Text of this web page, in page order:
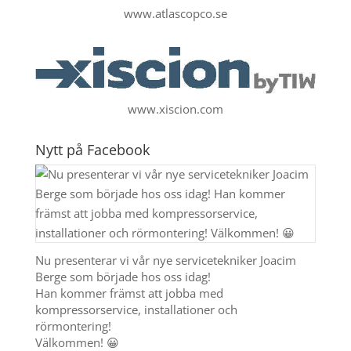
www.atlascopco.se
www.xiscion.com
Nytt på Facebook
Nu presenterar vi vår nye servicetekniker Joacim
Berge som började hos oss idag!
Han kommer främst att jobba med
kompressorservice, installationer och
rörmontering!
Välkommen! 😀